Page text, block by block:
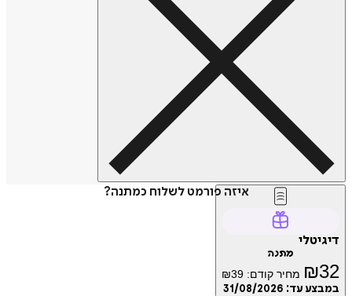
איזה פורמט לשלוח כמתנה?
דיגיטלי
מתנה
₪32 מחיר קודם: ₪39
במבצע עד: 31/08/2026